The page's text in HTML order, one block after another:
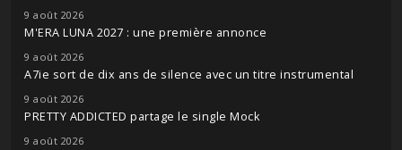
9 août 2026
M'ERA LUNA 2027 : une première annonce
9 août 2026
A7ie sort de dix ans de silence avec un titre instrumental
9 août 2026
PRETTY ADDICTED partage le single Mock
9 août 2026